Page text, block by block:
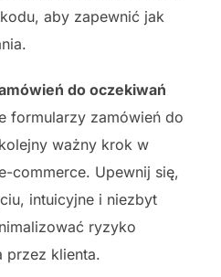
aby zapewnić jak
do oczekiwań
formularzy zamówień do
ważny krok w
commerce. Upewnij się,
intuicyjne i niezbyt
ryzyko
przez klienta.